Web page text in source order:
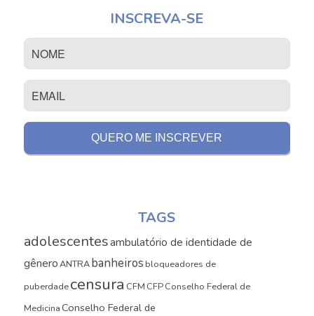
INSCREVA-SE
TAGS
adolescentesambulatório de identidade de
gêneroANTRAbanheiros bloqueadores de
puberdadecensura CFM CFPConselho Federal de
MedicinaConselho Federal de